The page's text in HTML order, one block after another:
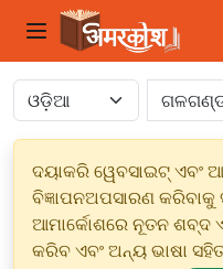
ଦୟାକରି ୱେବସାଇଟ୍
ବିଜ୍ଞାପନଅପସାରଣ
ଆମାର୍କୋଶରେ ନୂତନ ଶବ୍ଦ
କରିବ ଏବଂ ଅନ୍ୟ ଭାଷା